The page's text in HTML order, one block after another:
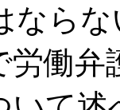
ならな
働弁